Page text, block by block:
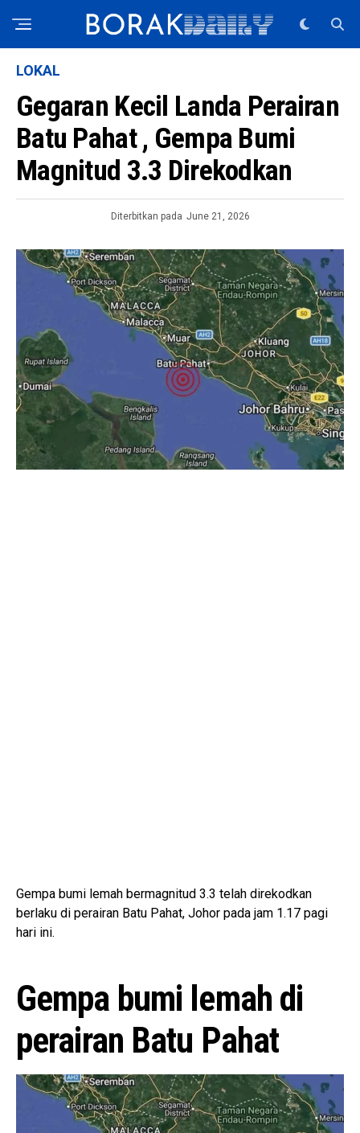
LOKAL
Gegaran Kecil Landa Perairan
Batu Pahat , Gempa Bumi
Magnitud 3.3 Direkodkan
Diterbitkan pada June 21, 2026
Gempa bumi lemah bermagnitud 3.3 telah direkodkan
berlaku di perairan Batu Pahat, Johor pada jam 1.17 pagi
hari ini.
Gempa bumi lemah di
perairan Batu Pahat